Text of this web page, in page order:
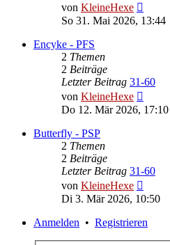
von KleineHexe
Beitrag
So 31. Mai 2026, 13:44
Encyke - PFS
2 Themen
2 Beiträge
Letzter Beitrag 31-60
von KleineHexe
Beitrag
Do 12. Mär 2026, 17:10
Butterfly - PSP
2 Themen
2 Beiträge
Letzter Beitrag 31-60
von KleineHexe
Beitrag
Di 3. Mär 2026, 10:50
Anmelden • Registrieren